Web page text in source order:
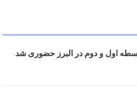
اول و دوم در البرز حضوری شد